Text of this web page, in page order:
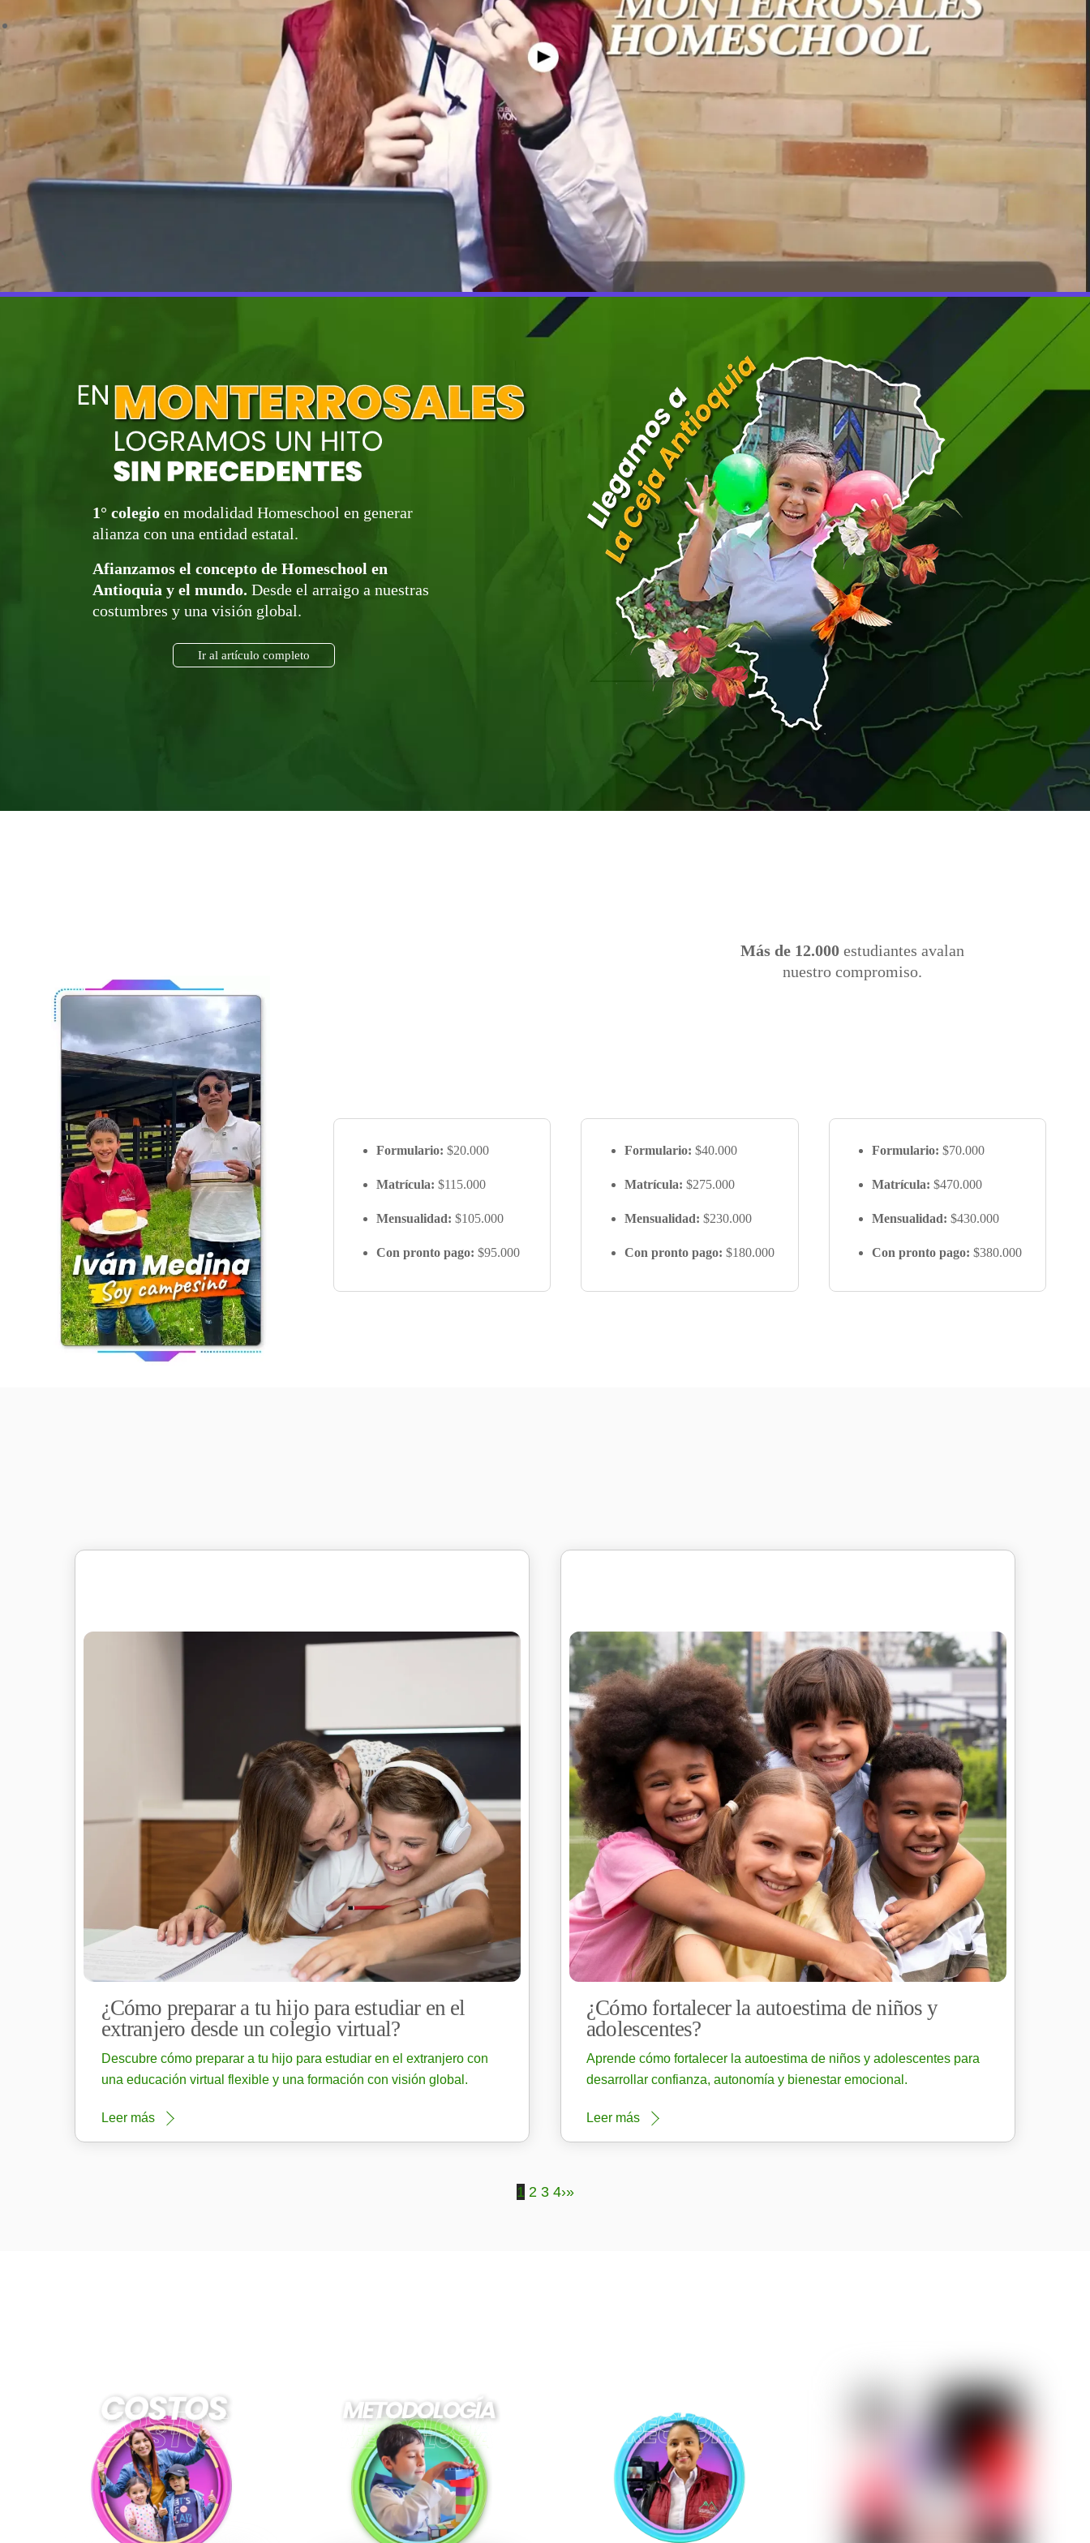
1° colegio en modalidad Homeschool en generar
alianza con una entidad estatal.
Afianzamos el concepto de Homeschool en
Antioquia y el mundo. Desde el arraigo a nuestras
costumbres y una visión global.
Ir al artículo completo
Más de 12.000estudiantes avalan
nuestro compromiso.
Formulario: $20.000
Matrícula: $115.000
Mensualidad: $105.000
Con pronto pago: $95.000
Formulario: $40.000
Matrícula: $275.000
Mensualidad: $230.000
Con pronto pago: $180.000
Formulario: $70.000
Matrícula: $470.000
Mensualidad: $430.000
Con pronto pago: $380.000
¿Cómo preparar a tu hijo para estudiar en el
extranjero desde un colegio virtual?
Descubre cómo preparar a tu hijo para estudiar en el extranjero con
una educación virtual flexible y una formación con visión global.
Leer más
¿Cómo fortalecer la autoestima de niños y
adolescentes?
Aprende cómo fortalecer la autoestima de niños y adolescentes para
desarrollar confianza, autonomía y bienestar emocional.
Leer más
1 2 3 4›»